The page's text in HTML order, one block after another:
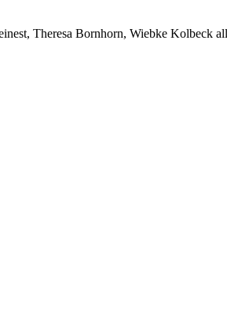
Theresa Bornhorn, Wiebke Kolbeck